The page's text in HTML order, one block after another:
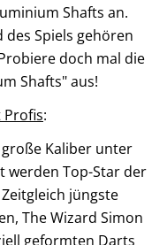
Shafts an.
Spiels gehören
doch mal die
Shafts" aus!
:
Kaliber unter
werden Top-Star der
jüngste
The Wizard Simon
geformten Darts